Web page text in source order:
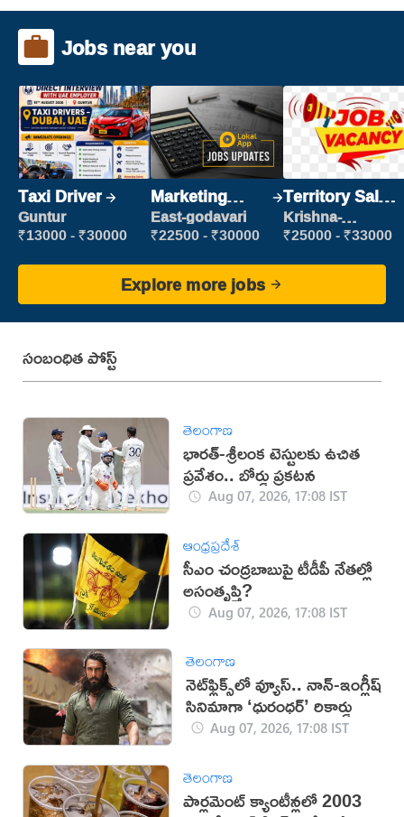
Jobs near you
Taxi Driver
Guntur
₹13000 - ₹30000
Marketing
Executive
East-godavari
₹22500 - ₹30000
Territory Sales
Manager
Krishna-
vijayawada
₹25000 - ₹33000
Explore more jobs
సంబంధిత పోస్ట్
తెలంగాణ
భారత్-శ్రీలంక టెస్టులకు ఉచిత
ప్రవేశం.. బోర్డు ప్రకటన
Aug 07, 2026, 17:08 IST
ఆంధ్రప్రదేశ్
సీఎం చంద్రబాబుపై టీడీపీ నేతల్లో
అసంతృప్తి?
Aug 07, 2026, 17:08 IST
తెలంగాణ
నెట్‌ఫ్లిక్స్‌లో వ్యూస్.. నాన్-ఇంగ్లీష్
సినిమాగా ‘ధురంధర్’ రికార్డు
Aug 07, 2026, 17:08 IST
తెలంగాణ
పార్లమెంట్ క్యాంటీన్లలో 2003